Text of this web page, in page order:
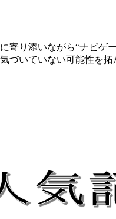
寄り添いながら“ナビ
づいていない可能性を